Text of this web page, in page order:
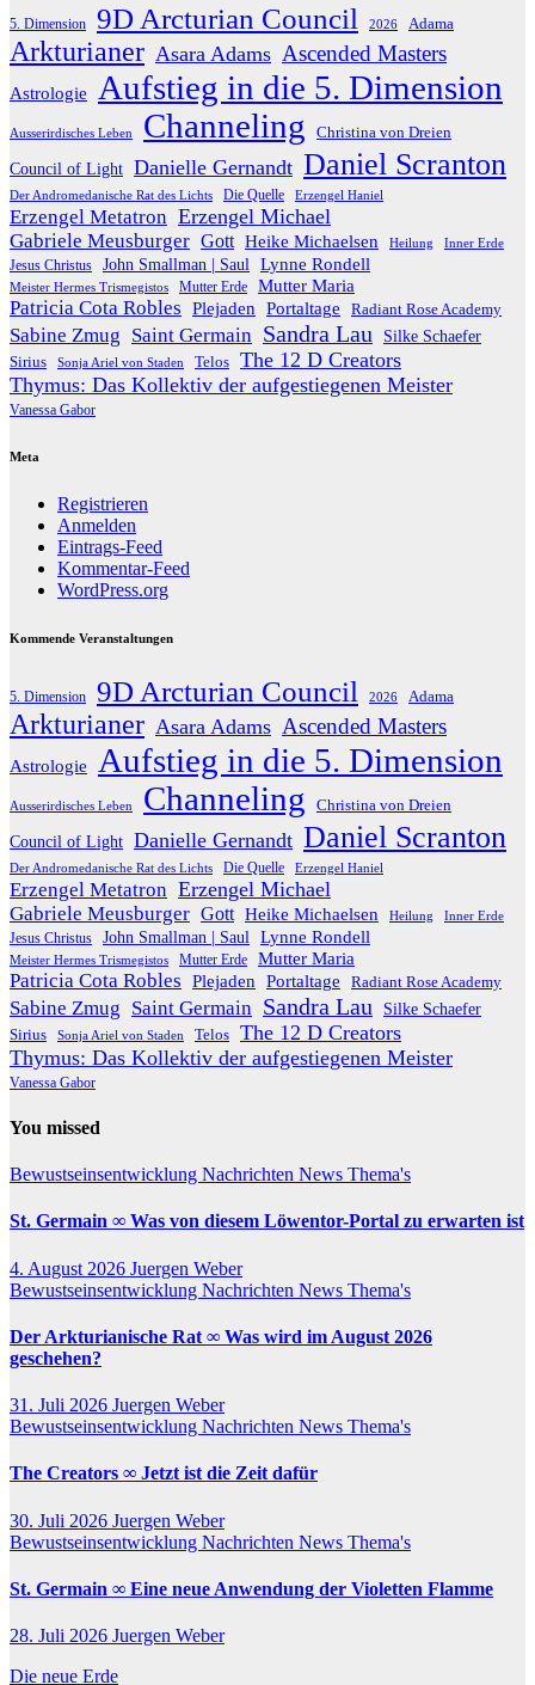
5. Dimension 9D Arcturian Council 2026 Adama
Arkturianer Asara Adams Ascended Masters
Astrologie Aufstieg in die 5. Dimension
Ausserirdisches Leben Channeling Christina von Dreien
Council of Light Danielle Gernandt Daniel Scranton
Der Andromedanische Rat des Lichts Die Quelle Erzengel Haniel
Erzengel Metatron Erzengel Michael
Gabriele Meusburger Gott Heike Michaelsen Heilung Inner Erde
Jesus Christus John Smallman | Saul Lynne Rondell
Meister Hermes Trismegistos Mutter Erde Mutter Maria
Patricia Cota Robles Plejaden Portaltage Radiant Rose Academy
Sabine Zmug Saint Germain Sandra Lau Silke Schaefer
Sirius Sonja Ariel von Staden Telos The 12 D Creators
Thymus: Das Kollektiv der aufgestiegenen Meister
Vanessa Gabor
Meta
Registrieren
Anmelden
Eintrags-Feed
Kommentar-Feed
WordPress.org
Kommende Veranstaltungen
5. Dimension 9D Arcturian Council 2026 Adama
Arkturianer Asara Adams Ascended Masters
Astrologie Aufstieg in die 5. Dimension
Ausserirdisches Leben Channeling Christina von Dreien
Council of Light Danielle Gernandt Daniel Scranton
Der Andromedanische Rat des Lichts Die Quelle Erzengel Haniel
Erzengel Metatron Erzengel Michael
Gabriele Meusburger Gott Heike Michaelsen Heilung Inner Erde
Jesus Christus John Smallman | Saul Lynne Rondell
Meister Hermes Trismegistos Mutter Erde Mutter Maria
Patricia Cota Robles Plejaden Portaltage Radiant Rose Academy
Sabine Zmug Saint Germain Sandra Lau Silke Schaefer
Sirius Sonja Ariel von Staden Telos The 12 D Creators
Thymus: Das Kollektiv der aufgestiegenen Meister
Vanessa Gabor
You missed
Bewustseinsentwicklung Nachrichten News Thema's
St. Germain ∞ Was von diesem Löwentor-Portal zu erwarten ist
4. August 2026 Juergen Weber
Bewustseinsentwicklung Nachrichten News Thema's
Der Arkturianische Rat ∞ Was wird im August 2026
geschehen?
31. Juli 2026 Juergen Weber
Bewustseinsentwicklung Nachrichten News Thema's
The Creators ∞ Jetzt ist die Zeit dafür
30. Juli 2026 Juergen Weber
Bewustseinsentwicklung Nachrichten News Thema's
St. Germain ∞ Eine neue Anwendung der Violetten Flamme
28. Juli 2026 Juergen Weber
Die neue Erde